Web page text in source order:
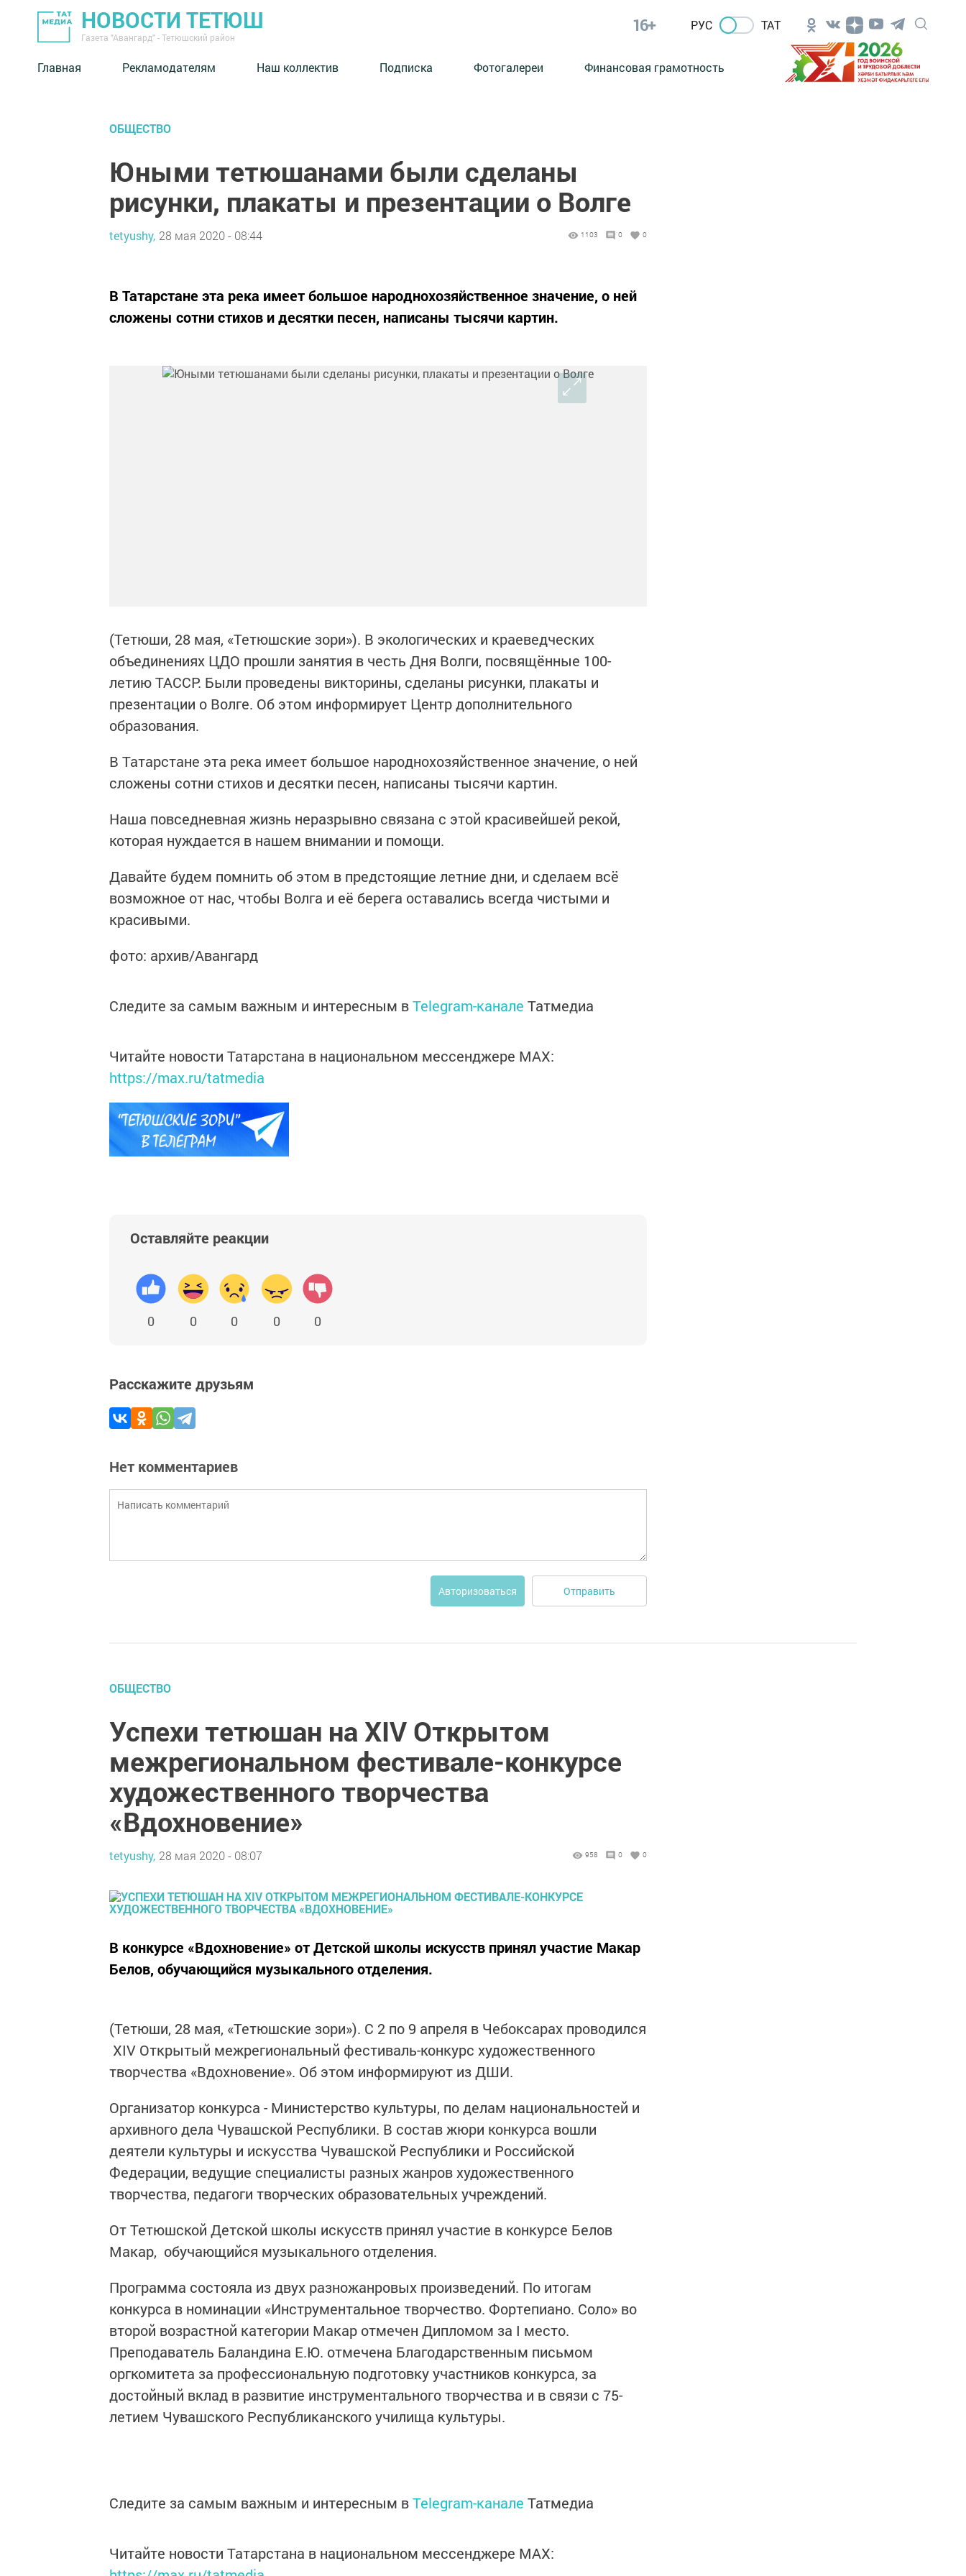
НОВОСТИ ТЕТЮШ
Газета "Авангард" - Тетюшский район
16+ РУС ТАТ
Главная Рекламодателям Наш коллектив Подписка Фотогалереи Финансовая грамотность
ОБЩЕСТВО
Юными тетюшанами были сделаны
рисунки, плакаты и презентации о Волге
tetyushy, 28 мая 2020 - 08:44 1103 0 0
В Татарстане эта река имеет большое народнохозяйственное значение, о ней
сложены сотни стихов и десятки песен, написаны тысячи картин.
(Тетюши, 28 мая, «Тетюшские зори»). В экологических и краеведческих
объединениях ЦДО прошли занятия в честь Дня Волги, посвящённые 100-
летию ТАССР. Были проведены викторины, сделаны рисунки, плакаты и
презентации о Волге. Об этом информирует Центр дополнительного
образования.
В Татарстане эта река имеет большое народнохозяйственное значение, о ней
сложены сотни стихов и десятки песен, написаны тысячи картин.
Наша повседневная жизнь неразрывно связана с этой красивейшей рекой,
которая нуждается в нашем внимании и помощи.
Давайте будем помнить об этом в предстоящие летние дни, и сделаем всё
возможное от нас, чтобы Волга и её берега оставались всегда чистыми и
красивыми.
фото: архив/Авангард
Следите за самым важным и интересным вTelegram-канале Татмедиа
Читайте новости Татарстана в национальном мессенджере MАХ:
https://max.ru/tatmedia
Оставляйте реакции
0 0 0 0 0
Расскажите друзьям
Нет комментариев
Авторизоваться Отправить
ОБЩЕСТВО
Успехи тетюшан на XIV Открытом
межрегиональном фестивале-конкурсе
художественного творчества
«Вдохновение»
tetyushy, 28 мая 2020 - 08:07 958 0 0
В конкурсе «Вдохновение» от Детской школы искусств принял участие Макар
Белов, обучающийся музыкального отделения.
(Тетюши, 28 мая, «Тетюшские зори»). С 2 по 9 апреля в Чебоксарах проводился
XIV Открытый межрегиональный фестиваль-конкурс художественного
творчества «Вдохновение». Об этом информируют из ДШИ.
Организатор конкурса - Министерство культуры, по делам национальностей и
архивного дела Чувашской Республики. В состав жюри конкурса вошли
деятели культуры и искусства Чувашской Республики и Российской
Федерации, ведущие специалисты разных жанров художественного
творчества, педагоги творческих образовательных учреждений.
От Тетюшской Детской школы искусств принял участие в конкурсе Белов
Макар, обучающийся музыкального отделения.
Программа состояла из двух разножанровых произведений. По итогам
конкурса в номинации «Инструментальное творчество. Фортепиано. Соло» во
второй возрастной категории Макар отмечен Дипломом за I место.
Преподаватель Баландина Е.Ю. отмечена Благодарственным письмом
оргкомитета за профессиональную подготовку участников конкурса, за
достойный вклад в развитие инструментального творчества и в связи с 75-
летием Чувашского Республиканского училища культуры.
Следите за самым важным и интересным вTelegram-канале Татмедиа
Читайте новости Татарстана в национальном мессенджере MАХ: